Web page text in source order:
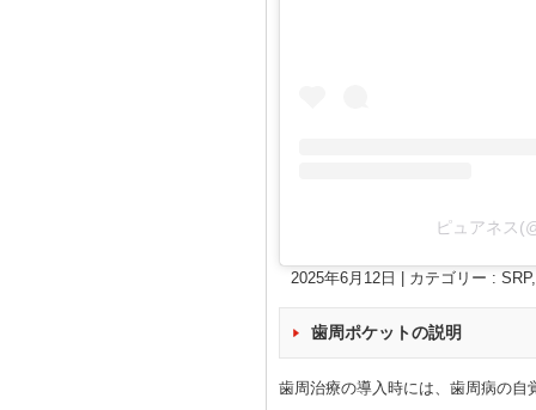
ピュアネス
2025年6月12日 カテゴリー : SRP
歯周ポケットの説明
歯周治療の導入時には、歯周病の自